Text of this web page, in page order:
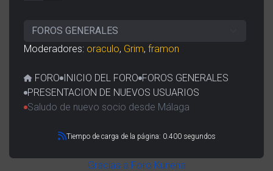
Moderadores: oraculo, Grim, framon
FORO INICIO DEL FORO FOROS GENERALES
PRESENTACION DE NUEVOS USUARIOS
Saludo de nuevo socio desde Málaga
Tiempo de carga de la página: 0.400 segundos
Gracias a Foro Kunena